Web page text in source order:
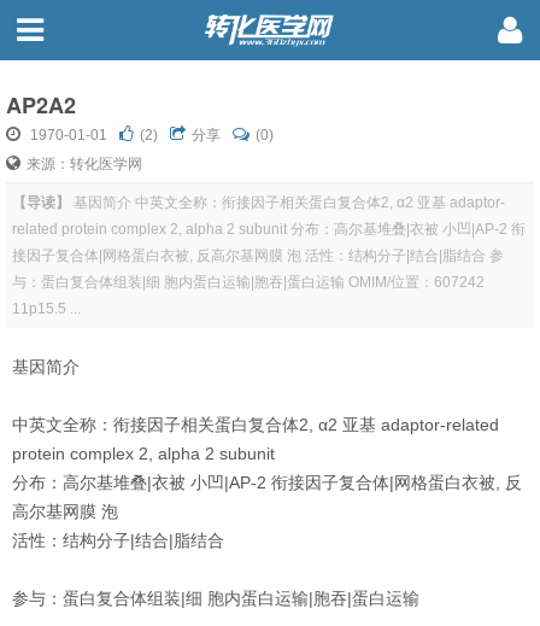
AP2A2
1970-01-01 (2) 分享
(0)
来源：转化医学网
【导读】
基因简介 中英文全称：衔接因子相关蛋白复合体2, α2 亚基 adaptor-
related protein complex 2, alpha 2 subunit 分布：高尔基堆叠|衣被 小凹|AP-2 衔
接因子复合体|网格蛋白衣被, 反高尔基网膜 泡 活性：结构分子|结合|脂结合 参
与：蛋白复合体组装|细 胞内蛋白运输|胞吞|蛋白运输 OMIM/位置：607242
11p15.5 ...
基因简介
中英文全称：衔接因子相关蛋白复合体2, α2 亚基 adaptor-related
protein complex 2, alpha 2 subunit
分布：高尔基堆叠|衣被 小凹|AP-2 衔接因子复合体|网格蛋白衣被, 反
高尔基网膜 泡
活性：结构分子|结合|脂结合
参与：蛋白复合体组装|细 胞内蛋白运输|胞吞|蛋白运输